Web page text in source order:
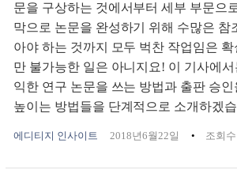
문을 구상하는 것에서부터 세부 부문으
막으로 논문을 완성하기 위해 수많은 참
아야 하는 것까지 모두 벅찬 작업임은 확
만 불가능한 일은 아니지요! 이 기사에
익한 연구 논문을 쓰는 방법과 출판 승
높이는 방법들을 단계적으로 소개하겠
에디티지 인사이트 2018년6월22일 조회